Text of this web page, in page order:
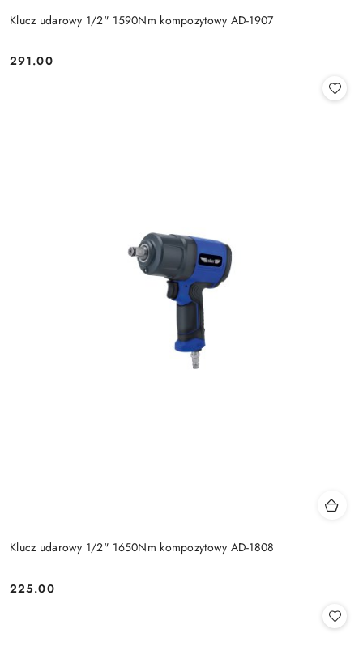
Klucz udarowy 1/2" 1590Nm kompozytowy AD-1907
Cena:
291.00
Klucz udarowy 1/2" 1650Nm kompozytowy AD-1808
Cena:
225.00